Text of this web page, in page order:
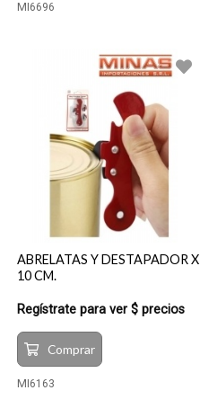
MI6696
ABRELATAS Y DESTAPADOR X
10 CM.
Regístrate para ver $ precios
Comprar
MI6163